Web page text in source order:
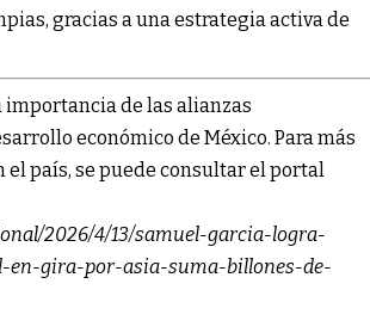
gracias a una estrategia activa de
de las alianzas
económico de México. Para más
país, se puede consultar el portal
2026/4/13/samuel-garcia-logra-
gira-por-asia-suma-billones-de-